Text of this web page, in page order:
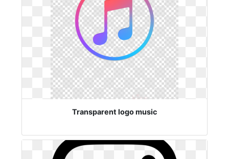
Transparent logo music